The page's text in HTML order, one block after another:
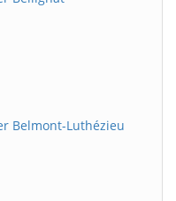
Belmont-Luthézieu